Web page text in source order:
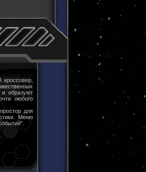
образуют
любого
для
Меню